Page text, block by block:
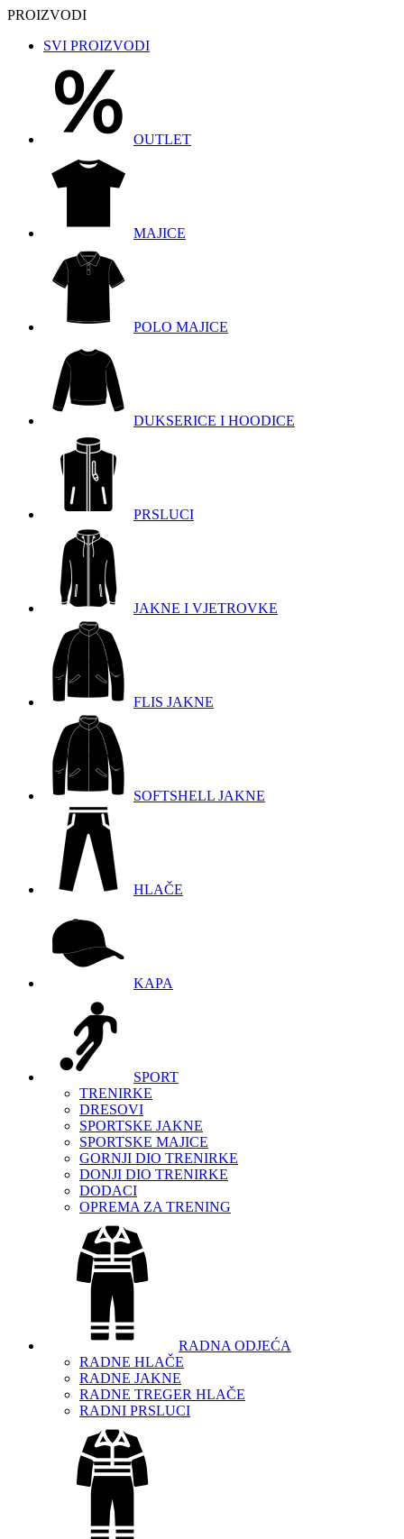
PROIZVODI
SVI PROIZVODI
OUTLET
MAJICE
POLO MAJICE
DUKSERICE I HOODICE
PRSLUCI
JAKNE I VJETROVKE
FLIS JAKNE
SOFTSHELL JAKNE
HLAČE
KAPA
SPORT
TRENIRKE
DRESOVI
SPORTSKE JAKNE
SPORTSKE MAJICE
GORNJI DIO TRENIRKE
DONJI DIO TRENIRKE
DODACI
OPREMA ZA TRENING
RADNA ODJEĆA
RADNE HLAČE
RADNE JAKNE
RADNE TREGER HLAČE
RADNI PRSLUCI